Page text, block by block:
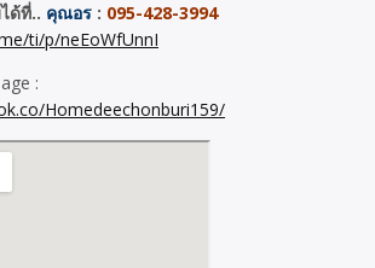
ด้ที่.. คุณอร : 095-428-3994
ti/p/neEoWfUnnI
:
Homedeechonburi159/